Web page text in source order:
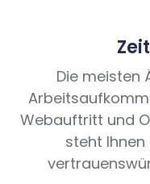
Die meisten
Webauftritt und
steht